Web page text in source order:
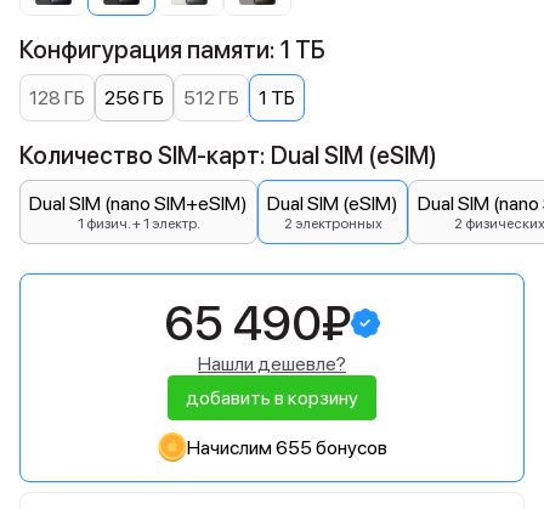
Конфигурация памяти: 1 ТБ
128 ГБ 256 ГБ 512 ГБ 1 ТБ
Количество SIM-карт: Dual SIM (eSIM)
Dual SIM (nano SIM+eSIM)
1 физич. + 1 электр.
Dual SIM (eSIM)
2 электронных
Dual SIM
2 физических
65 490₽
Нашли дешевле?
добавить в корзину
Начислим 655 бонусов